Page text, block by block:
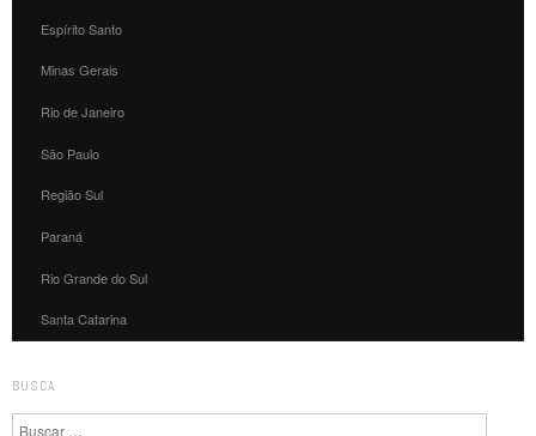
Espírito Santo
Minas Gerais
Rio de Janeiro
São Paulo
Região Sul
Paraná
Rio Grande do Sul
Santa Catarina
BUSCA
Pesquisa